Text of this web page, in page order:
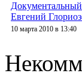
Евгений
10 марта 2010 в 13:40